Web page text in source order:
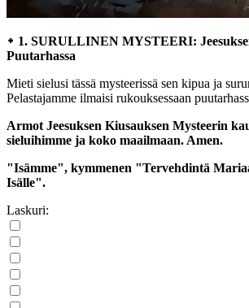
᛭ 1. SURULLINEN MYSTEERI:
Puutarhassa
Mieti sielusi tässä mysteerissä sen kipua ja
Pelastajamme ilmaisi rukouksessaan
Armot Jeesuksen Kiusauksen Mysteerin
sieluihimme ja koko maailmaan. Amen.
"Isämme", kymmenen "Tervehdintä
Isälle".
Laskuri: